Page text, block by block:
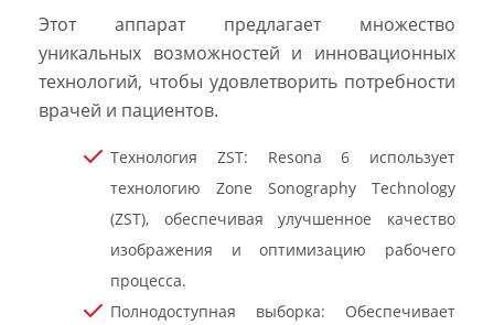
Этот аппарат предлагает множество
уникальных возможностей и инновационных
технологий, чтобы удовлетворить потребности
врачей и пациентов.
Технология ZST: Resona 6 использует
технологию Zone Sonography Technology
(ZST), обеспечивая улучшенное качество
изображения и оптимизацию рабочего
процесса.
Полнодоступная выборка: Обеспечивает